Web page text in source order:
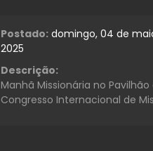
Postado: domingo, 04 de
2025
Descrição:
Manhã Missionária no Pavilhão
Congresso Internacional de